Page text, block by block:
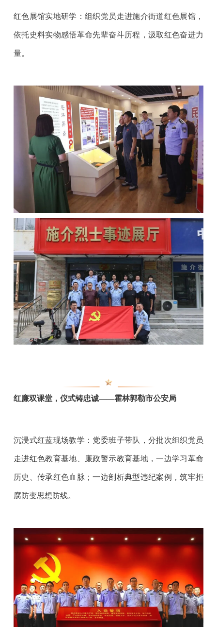
红色展馆实地研学：组织党员走进施介街道红色展馆，
依托史料实物感悟革命先辈奋斗历程，汲取红色奋进力
量。
红廉双课堂，仪式铸忠诚——霍林郭勒市公安局
沉浸式红蓝现场教学：党委班子带队，分批次组织党员
走进红色教育基地、廉政警示教育基地，一边学习革命
历史、传承红色血脉；一边剖析典型违纪案例，筑牢拒
腐防变思想防线。